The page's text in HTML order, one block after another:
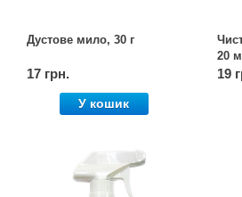
Дустове мило, 30 г
17 грн.
У кошик
20
19